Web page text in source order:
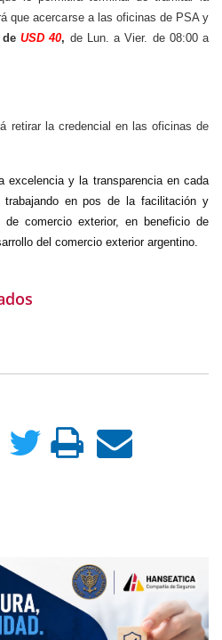
que acercarse a las oficinas de PSA y
deUSD 40, de Lun. a Vier. de 08:00 a
retirar la credencial en las oficinas de
excelencia y la transparencia en cada
trabajando en pos de la facilitación y
comercio exterior, en beneficio de
del comercio exterior argentino.